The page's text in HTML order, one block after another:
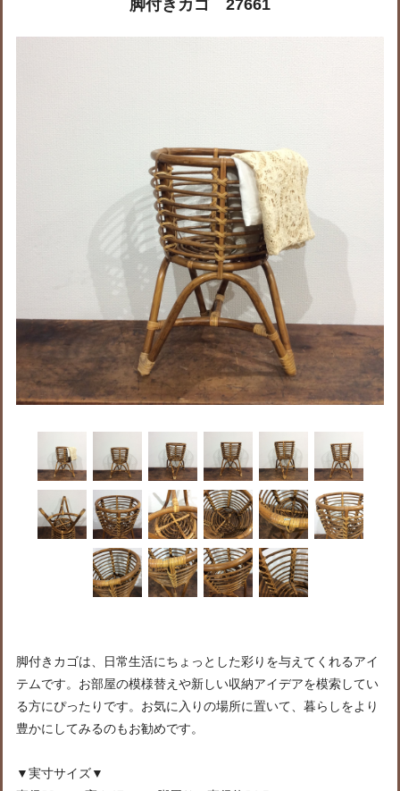
脚付きカゴ 27661
脚付きカゴは、日常生活にちょっとした彩りを与えてくれるアイ
テムです。お部屋の模様替えや新しい収納アイデアを模索してい
る方にぴったりです。お気に入りの場所に置いて、暮らしをより
豊かにしてみるのもお勧めです。
▼実寸サイズ▼